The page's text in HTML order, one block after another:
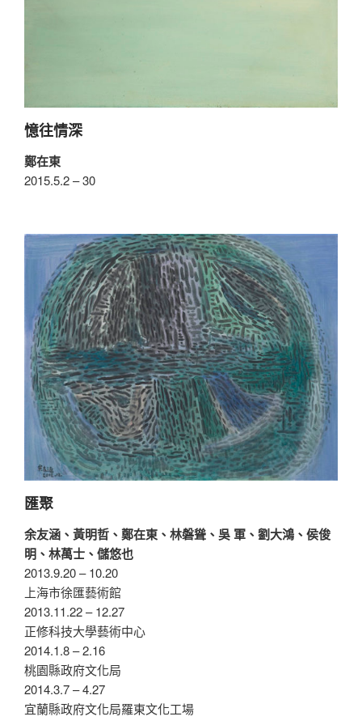
憶往情深
鄭在東
2015.5.2 – 30
匯聚
余友涵、黃明哲、鄭在東、林磐聳、吳 軍、劉大鴻、侯俊
明、林萬士、儲悠也
2013.9.20 – 10.20
上海市徐匯藝術館
2013.11.22 – 12.27
正修科技大學藝術中心
2014.1.8 – 2.16
桃園縣政府文化局
2014.3.7 – 4.27
宜蘭縣政府文化局羅東文化工場